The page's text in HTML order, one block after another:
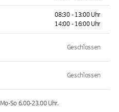
08:30 - 13:00 Uhr
14:00 - 16:00 Uhr
Geschlossen
Geschlossen
Mo-So 6.00-23.00Uhr.